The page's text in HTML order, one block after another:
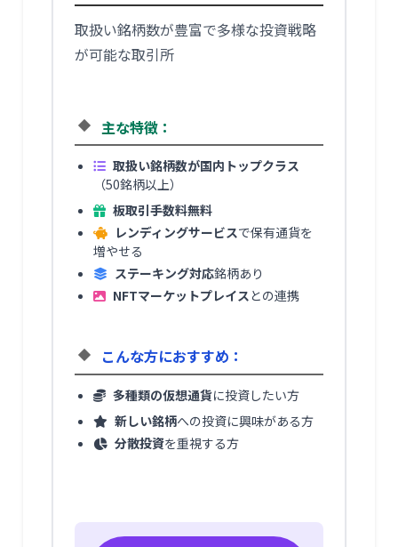
取扱い銘柄数が豊富で多様な投資戦略
が可能な取引所
主な特徴：
取扱い銘柄数が国内トップクラス
（50銘柄以上）
板取引手数料無料
レンディングサービスで保有通貨を
増やせる
ステーキング対応銘柄あり
NFTマーケットプレイスとの連携
こんな方におすすめ：
多種類の仮想通貨に投資したい方
新しい銘柄への投資に興味がある方
分散投資を重視する方